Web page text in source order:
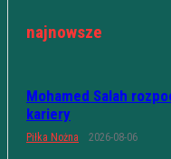
najnowsze
Mohamed Salah
kariery
Piłka Nożna 2026-08-06